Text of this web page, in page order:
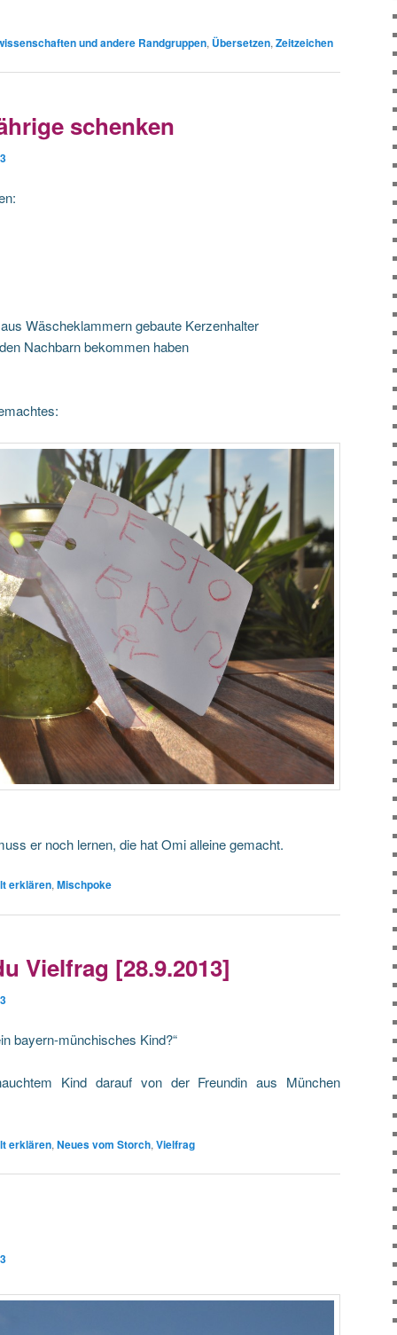
und andere Randgruppen, Übersetzen, Zeitzeichen
schenken
Wäscheklammern gebaute Kerzenhalter
Nachbarn bekommen haben
er noch lernen, die hat Omi alleine gemacht.
erklären, Mischpoke
Vielfrag [28.9.2013]
bayern-münchisches Kind?“
Kind darauf von der Freundin aus München
erklären, Neues vom Storch, Vielfrag